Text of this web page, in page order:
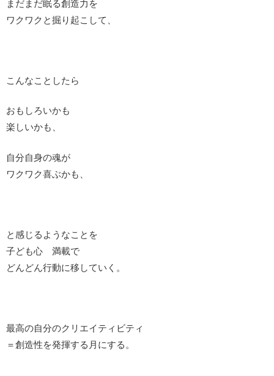
まだまだ眠る創造力を
ワクワクと掘り起こして、
こんなことしたら
おもしろいかも
楽しいかも、
自分自身の魂が
ワクワク喜ぶかも、
と感じるようなことを
子ども心 満載で
どんどん行動に移していく。
最高の自分のクリエイティビティ
＝創造性を発揮する月にする。